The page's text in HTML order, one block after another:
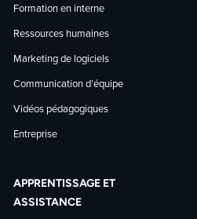
Facebook
LinkedIn
YouTube
Formation en interne
Ressources humaines
Marketing de logiciels
Communication d’équipe
Vidéos pédagogiques
Entreprise
APPRENTISSAGE ET
ASSISTANCE